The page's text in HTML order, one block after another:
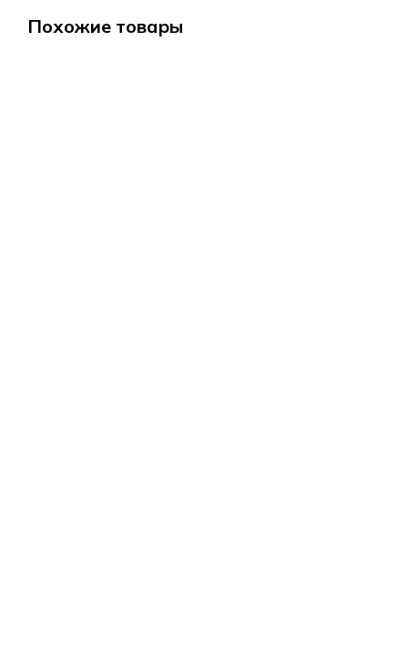
Похожие товары